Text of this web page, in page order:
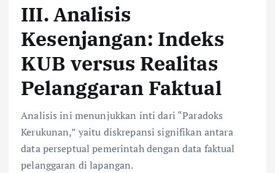
III. Analisis
Kesenjangan: Indeks
KUB versus Realitas
Pelanggaran Faktual
Analisis ini menunjukkan inti dari “Paradoks
Kerukunan,” yaitu diskrepansi signifikan antara
data perseptual pemerintah dengan data faktual
pelanggaran di lapangan.